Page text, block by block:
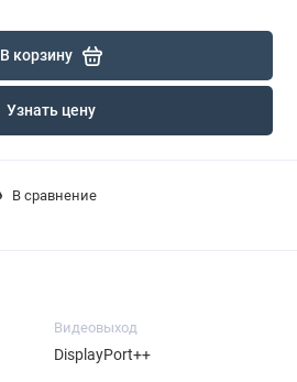
В корзину
Узнать цену
В сравнение
Видеовыход
DisplayPort++